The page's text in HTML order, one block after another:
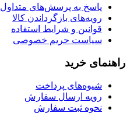
پاسخ به پرسش‌های متداول
رویه‌های بازگرداندن کالا
قوانین و شرایط استفاده
سیاست حریم خصوصی
راهنمای خرید
شیوه‌های پرداخت
رویه ارسال سفارش
نحوه ثبت سفارش